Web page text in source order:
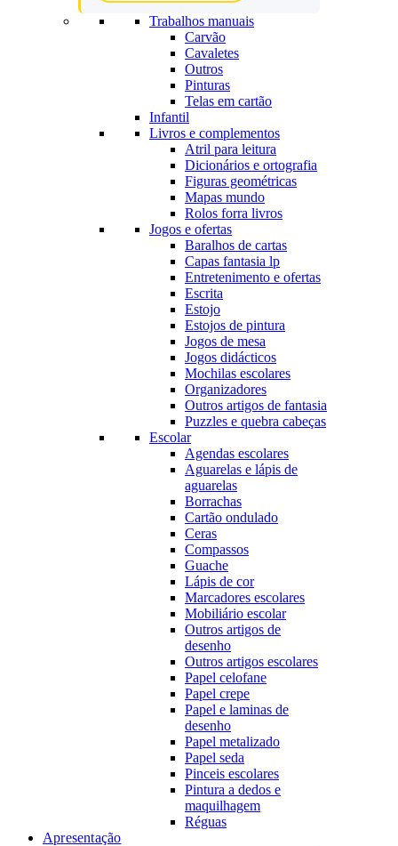
Trabalhos manuais
Carvão
Cavaletes
Outros
Pinturas
Telas em cartão
Infantil
Livros e complementos
Atril para leitura
Dicionários e ortografia
Figuras geométricas
Mapas mundo
Rolos forra livros
Jogos e ofertas
Baralhos de cartas
Capas fantasia lp
Entretenimento e ofertas
Escrita
Estojo
Estojos de pintura
Jogos de mesa
Jogos didácticos
Mochilas escolares
Organizadores
Outros artigos de fantasia
Puzzles e quebra cabeças
Escolar
Agendas escolares
Aguarelas e lápis de
aguarelas
Borrachas
Cartão ondulado
Ceras
Compassos
Guache
Lápis de cor
Marcadores escolares
Mobiliário escolar
Outros artigos de
desenho
Outros artigos escolares
Papel celofane
Papel crepe
Papel e laminas de
desenho
Papel metalizado
Papel seda
Pinceis escolares
Pintura a dedos e
maquilhagem
Réguas
Apresentação